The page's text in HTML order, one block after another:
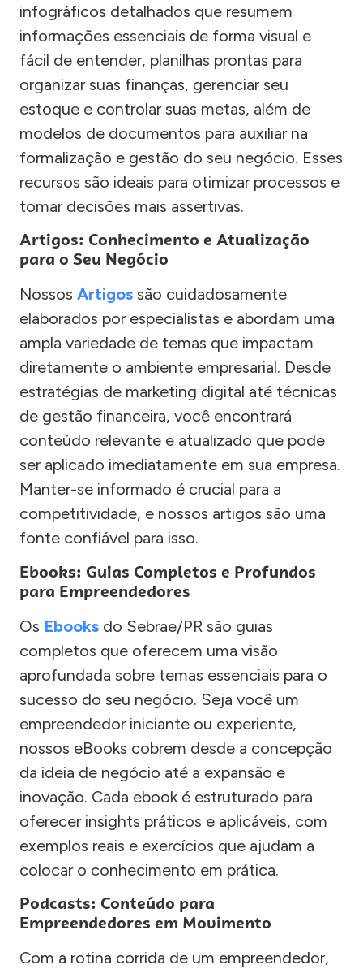
infográficos detalhados que resumem
informações essenciais de forma visual e
fácil de entender, planilhas prontas para
organizar suas finanças, gerenciar seu
estoque e controlar suas metas, além de
modelos de documentos para auxiliar na
formalização e gestão do seu negócio. Esses
recursos são ideais para otimizar processos e
tomar decisões mais assertivas.
Artigos: Conhecimento e Atualização
para o Seu Negócio
Nossos Artigos são cuidadosamente
elaborados por especialistas e abordam uma
ampla variedade de temas que impactam
diretamente o ambiente empresarial. Desde
estratégias de marketing digital até técnicas
de gestão financeira, você encontrará
conteúdo relevante e atualizado que pode
ser aplicado imediatamente em sua empresa.
Manter-se informado é crucial para a
competitividade, e nossos artigos são uma
fonte confiável para isso.
Ebooks: Guias Completos e Profundos
para Empreendedores
Os Ebooks do Sebrae/PR são guias
completos que oferecem uma visão
aprofundada sobre temas essenciais para o
sucesso do seu negócio. Seja você um
empreendedor iniciante ou experiente,
nossos eBooks cobrem desde a concepção
da ideia de negócio até a expansão e
inovação. Cada ebook é estruturado para
oferecer insights práticos e aplicáveis, com
exemplos reais e exercícios que ajudam a
colocar o conhecimento em prática.
Podcasts: Conteúdo para
Empreendedores em Movimento
Com a rotina corrida de um empreendedor,